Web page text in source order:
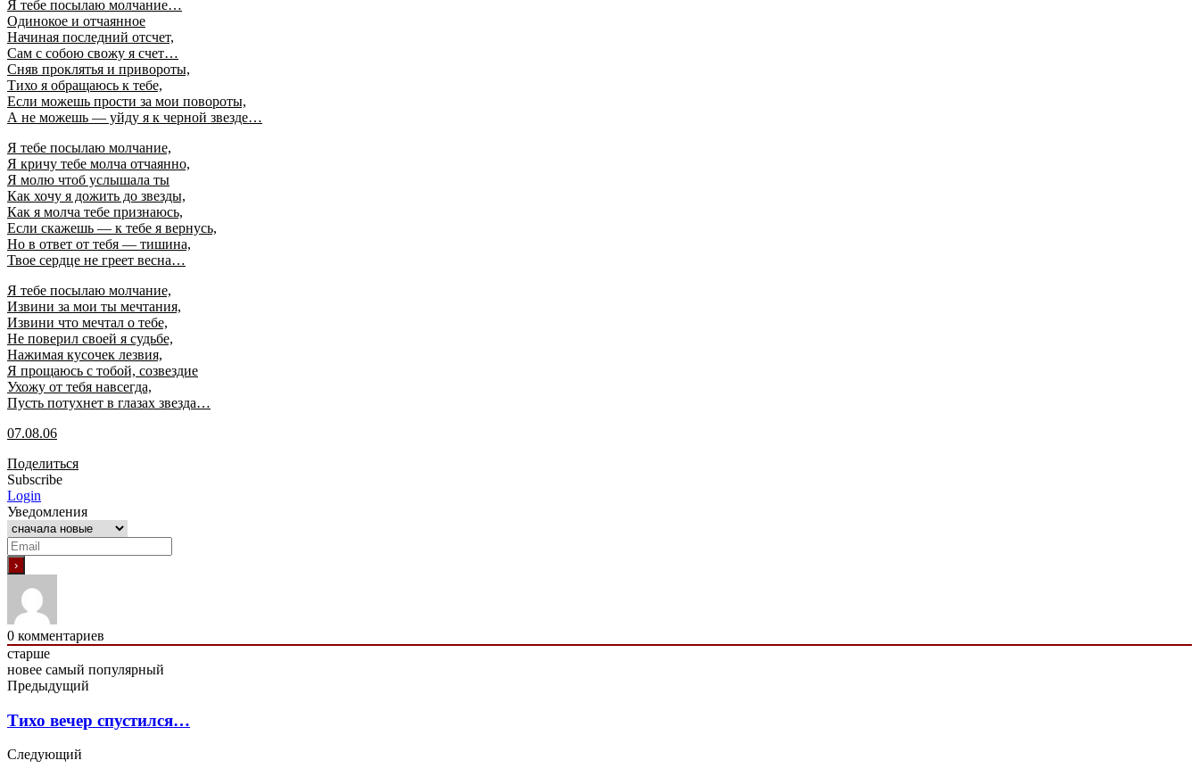
Я тебе посылаю молчание…
Одинокое и отчаянное
Начиная последний отсчет,
Сам с собою свожу я счет…
Сняв проклятья и привороты,
Тихо я обращаюсь к тебе,
Если можешь прости за мои повороты,
А не можешь — уйду я к черной звезде…
Я тебе посылаю молчание,
Я кричу тебе молча отчаянно,
Я молю чтоб услышала ты
Как хочу я дожить до звезды,
Как я молча тебе признаюсь,
Если скажешь — к тебе я вернусь,
Но в ответ от тебя — тишина,
Твое сердце не греет весна…
Я тебе посылаю молчание,
Извини за мои ты мечтания,
Извини что мечтал о тебе,
Не поверил своей я судьбе,
Нажимая кусочек лезвия,
Я прощаюсь с тобой, созвездие
Ухожу от тебя навсегда,
Пусть потухнет в глазах звезда…
07.08.06
Поделиться
Subscribe
Login
Уведомления
0 комментариев
старше
новее самый популярный
Предыдущий
Тихо вечер спустился…
Следующий